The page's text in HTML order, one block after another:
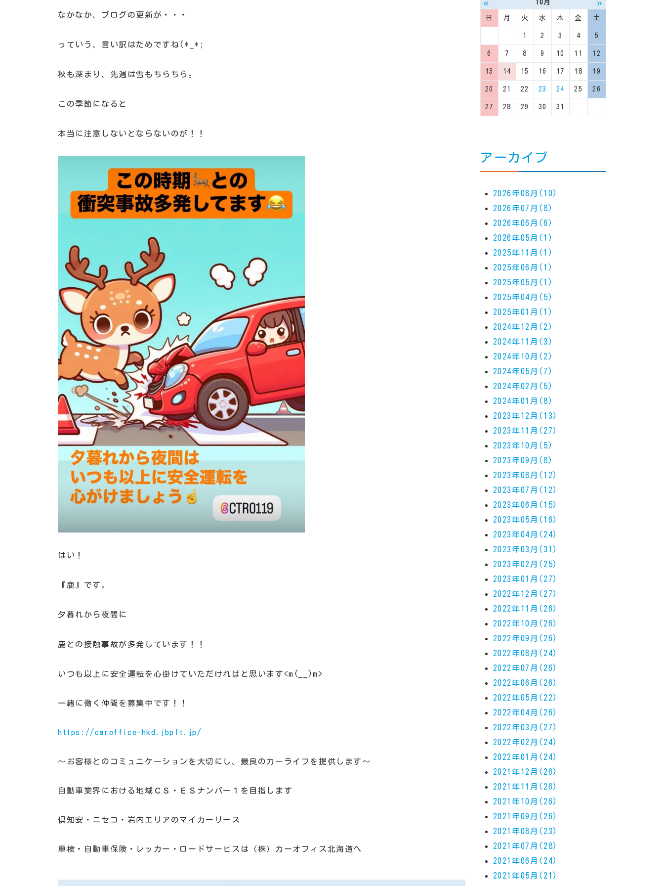
なかなか、ブログの更新が・・・
っていう、言い訳はだめですね(*_*;
秋も深まり、先週は雪もちらちら。
この季節になると
本当に注意しないとならないのが！！
はい！
『鹿』です。
夕暮れから夜間に
鹿との接触事故が多発しています！！
いつも以上に安全運転を心掛けていただければと思います<m(__)m>
一緒に働く仲間を募集中です！！
https://caroffice-hkd.jbplt.jp/
～お客様とのコミュニケーションを大切にし、最良のカーライフを提供します～
自動車業界における地域ＣＳ・ＥＳナンバー１を目指します
倶知安・ニセコ・岩内エリアのマイカーリース
車検・自動車保険・レッカー・ロードサービスは（株）カーオフィス北海道へ
10月
日 月 火 水 木 金 土
1 2 3 4 5
6 7 8 9 10 11 12
13 14 15 16 17 18 19
20 21 22 23 24 25 26
27 28 29 30 31
アーカイブ
2026年08月(10)
2026年07月(8)
2026年06月(6)
2026年05月(1)
2025年11月(1)
2025年06月(1)
2025年05月(1)
2025年04月(5)
2025年01月(1)
2024年12月(2)
2024年11月(3)
2024年10月(2)
2024年05月(7)
2024年02月(5)
2024年01月(8)
2023年12月(13)
2023年11月(27)
2023年10月(5)
2023年09月(8)
2023年08月(12)
2023年07月(12)
2023年06月(15)
2023年05月(16)
2023年04月(24)
2023年03月(31)
2023年02月(25)
2023年01月(27)
2022年12月(27)
2022年11月(26)
2022年10月(26)
2022年09月(26)
2022年08月(24)
2022年07月(26)
2022年06月(26)
2022年05月(22)
2022年04月(26)
2022年03月(27)
2022年02月(24)
2022年01月(24)
2021年12月(26)
2021年11月(26)
2021年10月(26)
2021年09月(26)
2021年08月(23)
2021年07月(28)
2021年06月(24)
2021年05月(21)